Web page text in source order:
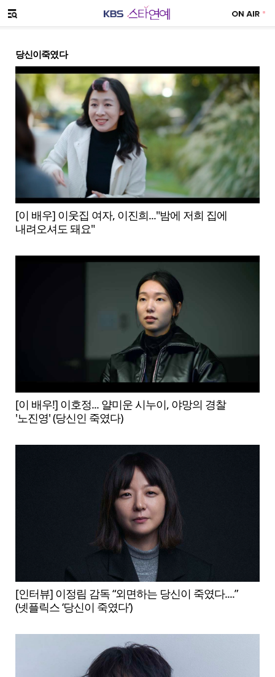
메뉴 열기
당신이죽였다
[이 배우] 이웃집 여자, 이진희..."밤에 저희 집에
내려오셔도 돼요"
[이 배우!] 이호정... 얄미운 시누이, 야망의 경찰
'노진영' (당신인 죽였다)
[인터뷰] 이정림 감독 “외면하는 당신이 죽였다....”
(넷플릭스 ‘당신이 죽였다’)